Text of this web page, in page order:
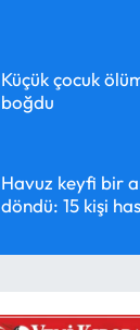
Küçük çocuk
boğdu
Havuz keyfi bir
döndü: 15 kişi